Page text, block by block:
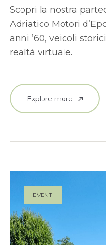
Scopri la nostra
Adriatico Motori
anni ’60, veicoli
realtà virtuale.
Explore more
EVENTI